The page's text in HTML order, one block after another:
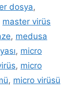
dosya,
master virüs
, medusa
, micro
, micro
, micro virüsü